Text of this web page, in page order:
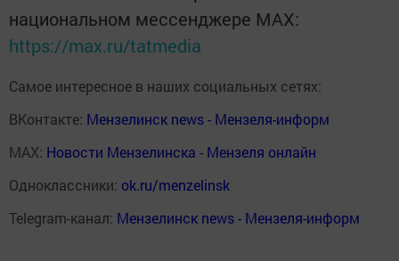
национальном мессенджере MАХ:
https://max.ru/tatmedia
Самое интересное в наших социальных сетях:
ВКонтакте: Мензелинск news - Мензеля-информ
MAX: Новости Мензелинска - Мензеля онлайн
Одноклассники: ok.ru/menzelinsk
Telegram-канал: Мензелинск news - Мензеля-информ